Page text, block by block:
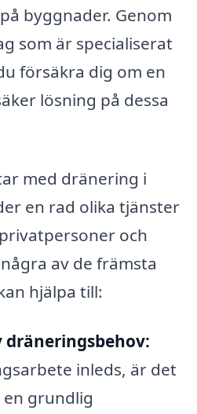
byggnader. Genom
som är specialiserat
försäkra dig om en
lösning på dessa
med dränering i
en rad olika tjänster
och
av de främsta
hjälpa till:
dräneringsbehov:
inleds, är det
grundlig